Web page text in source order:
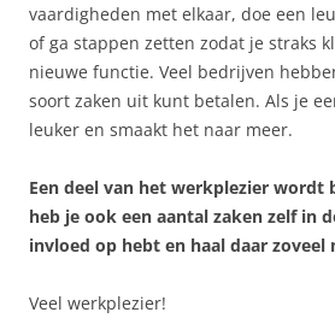
vaardigheden met elkaar, doe een
of ga stappen zetten zodat je straks
nieuwe functie. Veel bedrijven
soort zaken uit kunt betalen. Als je
leuker en smaakt het naar meer.
Een deel van het werkplezier wordt
heb je ook een aantal zaken zelf in
invloed op hebt en haal daar
Veel werkplezier!